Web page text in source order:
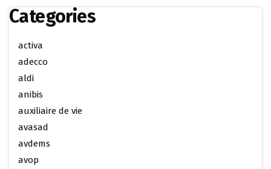
Categories
activa
adecco
aldi
anibis
auxiliaire de vie
avasad
avdems
avop